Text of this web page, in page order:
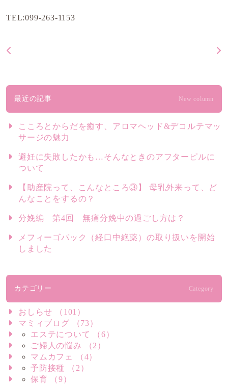
TEL:099-263-1153
最近の記事 New column
こころとからだを癒す、アロマヘッド&デコルテマッ
サージの魅力
避妊に失敗したかも…そんなときのアフターピルに
ついて
【助産院って、こんなところ③】 母乳外来って、ど
んなことをするの？
分娩編 第4回 無痛分娩中の過ごし方は？
メフィーゴパック（経口中絶薬）の取り扱いを開始
しました
カテゴリー Category
おしらせ （101）
マミィブログ （73）
エステについて （6）
ご婦人の悩み （2）
マムカフェ （4）
予防接種 （2）
保育 （9）